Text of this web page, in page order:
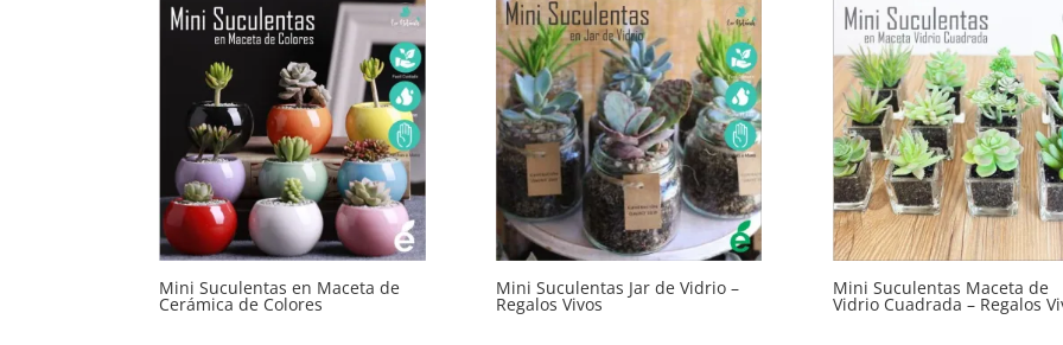
Mini Suculentas en Maceta de
Cerámica de Colores
Mini Suculentas Jar de Vidrio –
Regalos Vivos
Mini Suculentas Maceta de
Vidrio Cuadrada – Regalos